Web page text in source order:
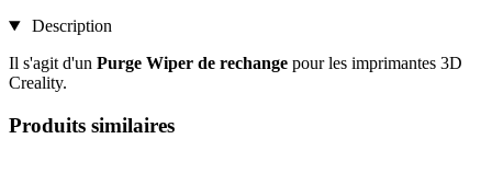
Description
Il s'agit d'un Purge Wiper de rechange pour les imprimantes 3D
Creality.
Produits similaires